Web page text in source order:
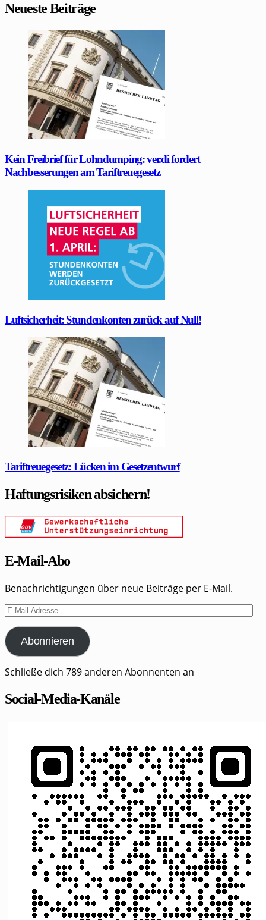
Neueste Beiträge
Kein Freibrief für Lohndumping: ver.di fordert
Nachbesserungen am Tariftreuegesetz
Luftsicherheit: Stundenkonten zurück auf Null!
Tariftreuegesetz: Lücken im Gesetzentwurf
Haftungsrisiken absichern!
E-Mail-Abo
Benachrichtigungen über neue Beiträge per E-Mail.
E-
Mail-
Adresse
Abonnieren
Schließe dich 789 anderen Abonnenten an
Social-Media-Kanäle